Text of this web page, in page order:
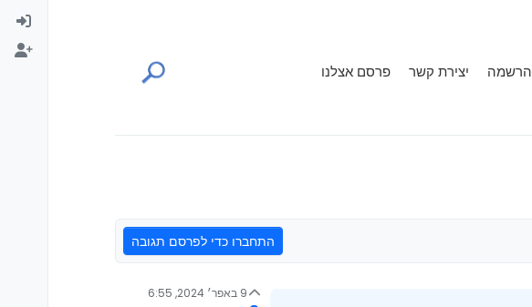
הרשמה יצירת קשר פרסם אצלנו
התחברו כדי לפרסם תגובה
9 באפר׳ 2024, 6:55